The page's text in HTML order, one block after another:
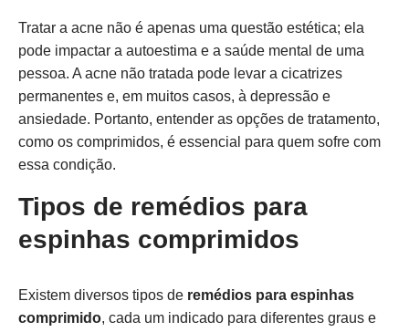
Tratar a acne não é apenas uma questão estética; ela
pode impactar a autoestima e a saúde mental de uma
pessoa. A acne não tratada pode levar a cicatrizes
permanentes e, em muitos casos, à depressão e
ansiedade. Portanto, entender as opções de tratamento,
como os comprimidos, é essencial para quem sofre com
essa condição.
Tipos de remédios para
espinhas comprimidos
Existem diversos tipos de remédios para espinhas
comprimido, cada um indicado para diferentes graus e